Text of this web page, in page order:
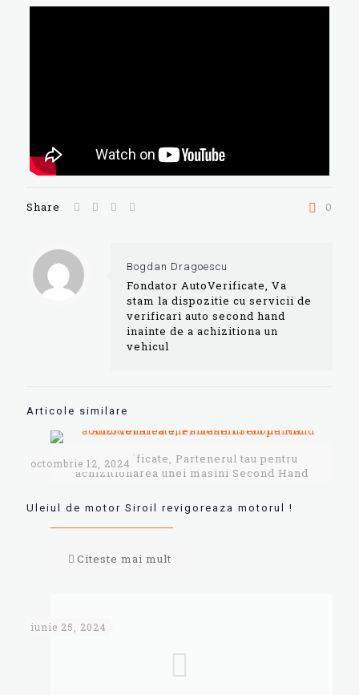
Share 0
Bogdan Dragoescu
Fondator AutoVerificate, Va
stam la dispozitie cu servicii de
verificari auto second hand
inainte de a achizitiona un
vehicul
Articole similare
AutoVerificate, Partenerul tau pentru
achizitionarea unei masini Second Hand
octombrie 12, 2024
Uleiul de motor Siroil revigoreaza motorul !
Citeste mai mult
iunie 25, 2024